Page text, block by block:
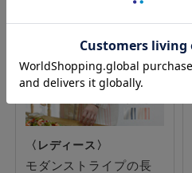
モダンストライプの長